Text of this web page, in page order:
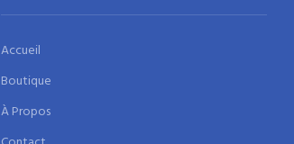
Accueil
Boutique
À Propos